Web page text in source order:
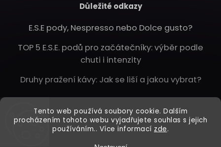
Tento web používá soubory cookie. Dalším
procházením tohoto webu vyjadřujete souhlas s jejich
používáním.. Více informací zde.
Důležité odkazy
E.S.E pody, Nespresso nebo Dolce gusto?
TOP 5 E.S.E. podů pro začátečníky: výběr podle
chuti i intenzity
Druhy pražení kávy: Jak se liší a jakou vybrat?
Instagram